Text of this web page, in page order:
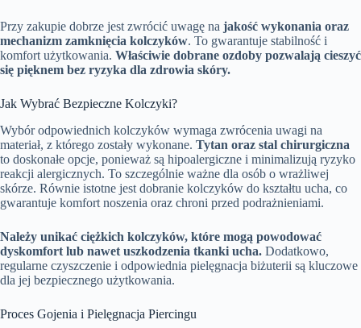
Przy zakupie dobrze jest zwrócić uwagę na jakość wykonania oraz
mechanizm zamknięcia kolczyków. To gwarantuje stabilność i
komfort użytkowania. Właściwie dobrane ozdoby pozwalają cieszyć
się pięknem bez ryzyka dla zdrowia skóry.
Jak Wybrać Bezpieczne Kolczyki?
Wybór odpowiednich kolczyków wymaga zwrócenia uwagi na
materiał, z którego zostały wykonane. Tytan oraz stal chirurgiczna
to doskonałe opcje, ponieważ są hipoalergiczne i minimalizują ryzyko
reakcji alergicznych. To szczególnie ważne dla osób o wrażliwej
skórze. Równie istotne jest dobranie kolczyków do kształtu ucha, co
gwarantuje komfort noszenia oraz chroni przed podrażnieniami.
Należy unikać ciężkich kolczyków, które mogą powodować
dyskomfort lub nawet uszkodzenia tkanki ucha. Dodatkowo,
regularne czyszczenie i odpowiednia pielęgnacja biżuterii są kluczowe
dla jej bezpiecznego użytkowania.
Proces Gojenia i Pielęgnacja Piercingu